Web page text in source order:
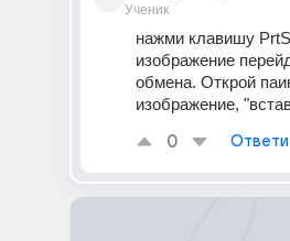
Ученик
нажми клавишу
изображение
обмена. Открой
изображение,
0